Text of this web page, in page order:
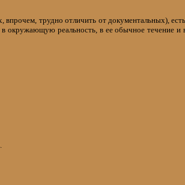
трудно отличить от документальных),
окружающую реальность, в ее обычное течение